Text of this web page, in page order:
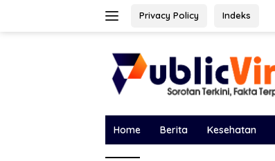
Privacy Policy Indeks
Home Berita Kesehatan